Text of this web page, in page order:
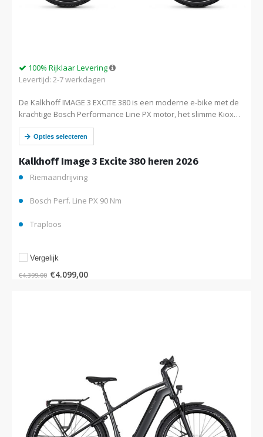
Kalkhoff Image 3 Excite 380 heren 2026
100% Rijklaar Levering
Levertijd: 2-7 werkdagen
Riemaandrijving
Bosch Perf. Line PX 90 Nm
Traploos
De Kalkhoff IMAGE 3 EXCITE 380 is een moderne e-bike met de
krachtige Bosch Performance Line PX motor, het slimme Kiox
300 display, een onderhoudsarme riemaandrijving en Enviolo
traploze versnelling…
€4.399,00 €4.099,00
Opties selecteren
Vergelijk